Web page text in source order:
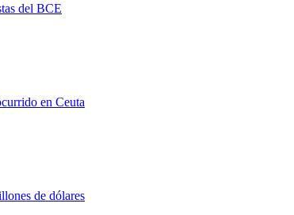
del BCE
en Ceuta
de dólares